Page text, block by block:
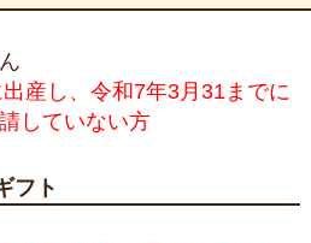
産し、令和7年3月31までに
していない方
フト